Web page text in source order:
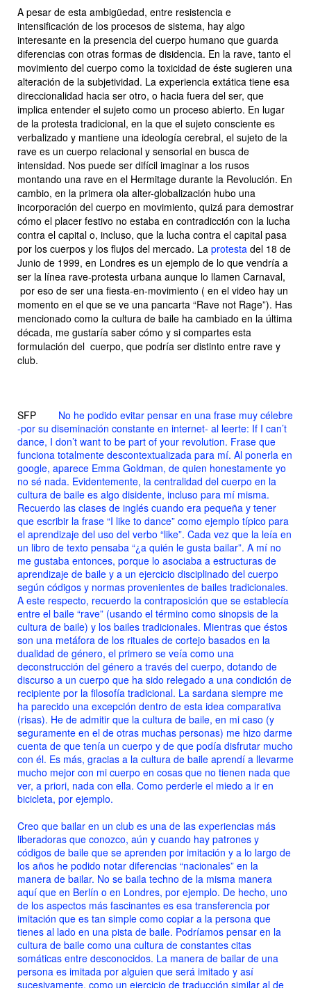
A pesar de esta ambigüedad, entre resistencia e
intensificación de los procesos de sistema, hay algo
interesante en la presencia del cuerpo humano que guarda
diferencias con otras formas de disidencia. En la rave, tanto el
movimiento del cuerpo como la toxicidad de éste sugieren una
alteración de la subjetividad. La experiencia extática tiene esa
direccionalidad hacia ser otro, o hacia fuera del ser, que
implica entender el sujeto como un proceso abierto. En lugar
de la protesta tradicional, en la que el sujeto consciente es
verbalizado y mantiene una ideología cerebral, el sujeto de la
rave es un cuerpo relacional y sensorial en busca de
intensidad. Nos puede ser difícil imaginar a los rusos
montando una rave en el Hermitage durante la Revolución. En
cambio, en la primera ola alter-globalización hubo una
incorporación del cuerpo en movimiento, quizá para demostrar
cómo el placer festivo no estaba en contradicción con la lucha
contra el capital o, incluso, que la lucha contra el capital pasa
por los cuerpos y los flujos del mercado. La protesta del 18 de
Junio de 1999, en Londres es un ejemplo de lo que vendría a
ser la línea rave-protesta urbana aunque lo llamen Carnaval,
por eso de ser una fiesta-en-movimiento ( en el video hay un
momento en el que se ve una pancarta “Rave not Rage”). Has
mencionado como la cultura de baile ha cambiado en la última
década, me gustaría saber cómo y si compartes esta
formulación del cuerpo, que podría ser distinto entre rave y
club.
SFP
No he podido evitar pensar en una frase muy célebre
-por su diseminación constante en internet- al leerte: If I can’t
dance, I don’t want to be part of your revolution. Frase que
funciona totalmente descontextualizada para mí. Al ponerla en
google, aparece Emma Goldman, de quien honestamente yo
no sé nada. Evidentemente, la centralidad del cuerpo en la
cultura de baile es algo disidente, incluso para mí misma.
Recuerdo las clases de inglés cuando era pequeña y tener
que escribir la frase “I like to dance” como ejemplo típico para
el aprendizaje del uso del verbo “like”. Cada vez que la leía en
un libro de texto pensaba “¿a quién le gusta bailar”. A mí no
me gustaba entonces, porque lo asociaba a estructuras de
aprendizaje de baile y a un ejercicio disciplinado del cuerpo
según códigos y normas provenientes de bailes tradicionales.
A este respecto, recuerdo la contraposición que se establecía
entre el baile “rave” (usando el término como sinopsis de la
cultura de baile) y los bailes tradicionales. Mientras que éstos
son una metáfora de los rituales de cortejo basados en la
dualidad de género, el primero se veía como una
deconstrucción del género a través del cuerpo, dotando de
discurso a un cuerpo que ha sido relegado a una condición de
recipiente por la filosofía tradicional. La sardana siempre me
ha parecido una excepción dentro de esta idea comparativa
(risas). He de admitir que la cultura de baile, en mi caso (y
seguramente en el de otras muchas personas) me hizo darme
cuenta de que tenía un cuerpo y de que podía disfrutar mucho
con él. Es más, gracias a la cultura de baile aprendí a llevarme
mucho mejor con mi cuerpo en cosas que no tienen nada que
ver, a priori, nada con ella. Como perderle el miedo a ir en
bicicleta, por ejemplo.
Creo que bailar en un club es una de las experiencias más
liberadoras que conozco, aún y cuando hay patrones y
códigos de baile que se aprenden por imitación y a lo largo de
los años he podido notar diferencias “nacionales” en la
manera de bailar. No se baila techno de la misma manera
aquí que en Berlín o en Londres, por ejemplo. De hecho, uno
de los aspectos más fascinantes es esa transferencia por
imitación que es tan simple como copiar a la persona que
tienes al lado en una pista de baile. Podríamos pensar en la
cultura de baile como una cultura de constantes citas
somáticas entre desconocidos. La manera de bailar de una
persona es imitada por alguien que será imitado y así
sucesivamente, como un ejercicio de traducción similar al de